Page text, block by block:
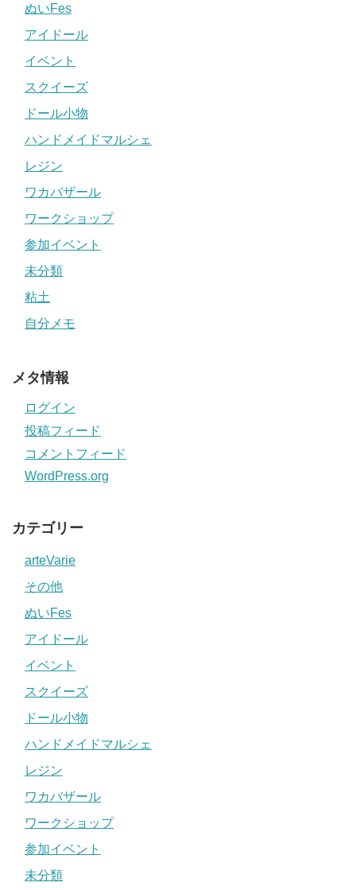
ぬいFes
アイドール
イベント
スクイーズ
ドール小物
ハンドメイドマルシェ
レジン
ワカバザール
ワークショップ
参加イベント
未分類
粘土
自分メモ
メタ情報
ログイン
投稿フィード
コメントフィード
WordPress.org
カテゴリー
arteVarie
その他
ぬいFes
アイドール
イベント
スクイーズ
ドール小物
ハンドメイドマルシェ
レジン
ワカバザール
ワークショップ
参加イベント
未分類